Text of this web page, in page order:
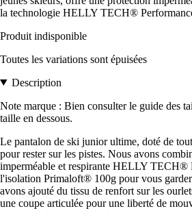
la technologie HELLY TECH®
Produit indisponible
Toutes les variations sont épuisées
Description
Note marque : Bien consulter le guide des
taille en dessous.
Le pantalon de ski junior ultime, doté de
pour rester sur les pistes. Nous avons
imperméable et respirante HELLY TECH®
l'isolation Primaloft® 100g pour vous
avons ajouté du tissu de renfort sur les
une coupe articulée pour une liberté de